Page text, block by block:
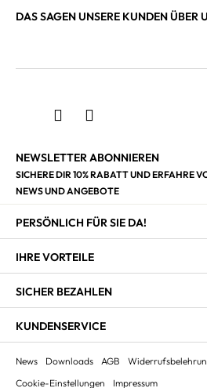
DAS SAGEN UNSERE KUNDEN ÜBER
NEWSLETTER ABONNIEREN
SICHERE DIR 10% RABATT UND ERFAHRE
NEWS UND ANGEBOTE
PERSÖNLICH FÜR SIE DA!
IHRE VORTEILE
SICHER BEZAHLEN
KUNDENSERVICE
News Downloads AGB
Cookie-Einstellungen
Impressum